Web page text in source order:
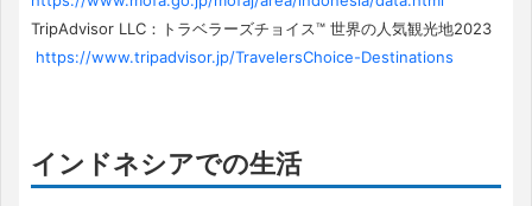
TripAdvisor LLC：トラベラーズチョイス™ 世界の人気観光地2023
https://www.tripadvisor.jp/TravelersChoice-Destinations
インドネシアでの生活